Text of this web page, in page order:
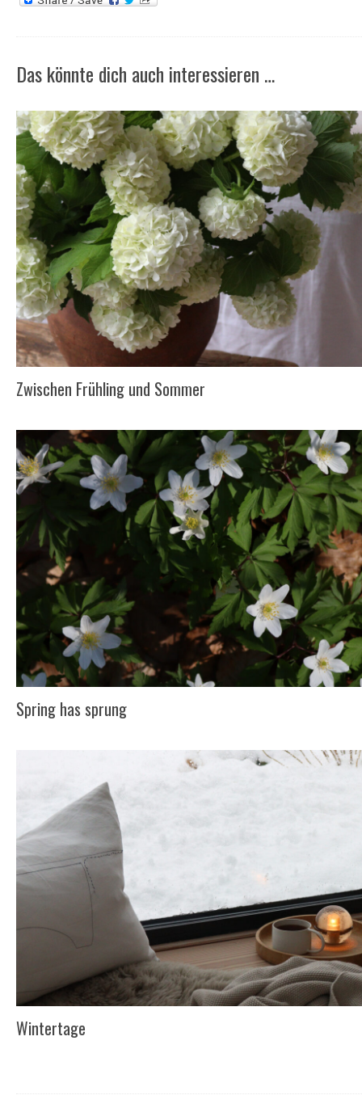
Das könnte dich auch interessieren …
Zwischen Frühling und Sommer
Spring has sprung
Wintertage